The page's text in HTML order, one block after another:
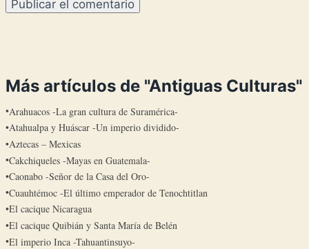
Más artículos de "Antiguas Culturas"
Arahuacos -La gran cultura de Suramérica-
Atahualpa y Huáscar -Un imperio dividido-
Aztecas – Mexicas
Cakchiqueles -Mayas en Guatemala-
Caonabo -Señor de la Casa del Oro-
Cuauhtémoc -El último emperador de Tenochtitlan
El cacique Nicaragua
El cacique Quibián y Santa María de Belén
El imperio Inca -Tahuantinsuyo-